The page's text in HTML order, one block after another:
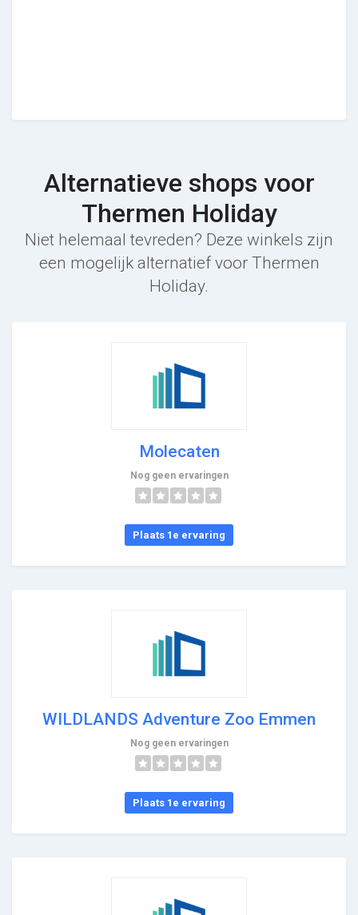
Alternatieve shops voor
Thermen Holiday
Niet helemaal tevreden? Deze winkels zijn
een mogelijk alternatief voor Thermen
Holiday.
Molecaten
Nog geen ervaringen
Plaats 1e ervaring
WILDLANDS Adventure Zoo Emmen
Nog geen ervaringen
Plaats 1e ervaring